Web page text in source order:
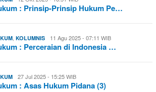
: Prinsip-Prinsip Hukum Pe…
, KOLUMNIS 11 Agu 2025 - 07:11 WIB
: Perceraian di Indonesia …
27 Jul 2025 - 15:25 WIB
: Asas Hukum Pidana (3)